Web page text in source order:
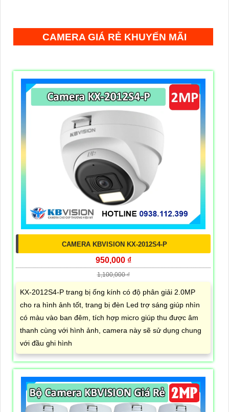
CAMERA GIÁ RẺ KHUYẾN MÃI
CAMERA KBVISION KX-2012S4-P
950,000 ₫
1,100,000 ₫
KX-2012S4-P trang bị ống kính có độ phân giải 2.0MP
cho ra hình ảnh tốt, trang bị đèn Led trợ sáng giúp nhìn
có màu vào ban đêm, tích hợp micro giúp thu được âm
thanh cùng với hình ảnh, camera này sẽ sử dụng chung
với đầu ghi hình